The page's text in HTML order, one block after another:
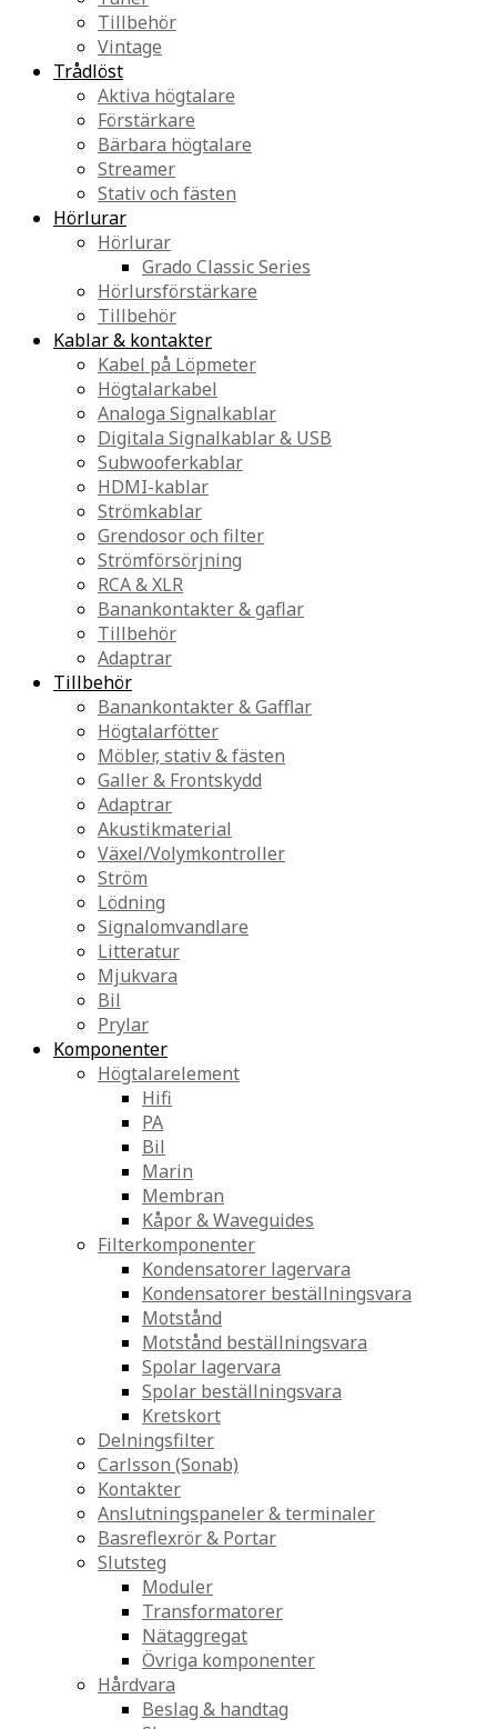
Tillbehör
Vintage
Trådlöst
Aktiva högtalare
Förstärkare
Bärbara högtalare
Streamer
Stativ och fästen
Hörlurar
Hörlurar
Grado Classic Series
Hörlursförstärkare
Tillbehör
Kablar & kontakter
Kabel på Löpmeter
Högtalarkabel
Analoga Signalkablar
Digitala Signalkablar & USB
Subwooferkablar
HDMI-kablar
Strömkablar
Grendosor och filter
Strömförsörjning
RCA & XLR
Banankontakter & gaflar
Tillbehör
Adaptrar
Tillbehör
Banankontakter & Gafflar
Högtalarfötter
Möbler, stativ & fästen
Galler & Frontskydd
Adaptrar
Akustikmaterial
Växel/Volymkontroller
Ström
Lödning
Signalomvandlare
Litteratur
Mjukvara
Bil
Prylar
Komponenter
Högtalarelement
Hifi
PA
Bil
Marin
Membran
Kåpor & Waveguides
Filterkomponenter
Kondensatorer lagervara
Kondensatorer beställningsvara
Motstånd
Motstånd beställningsvara
Spolar lagervara
Spolar beställningsvara
Kretskort
Delningsfilter
Carlsson (Sonab)
Kontakter
Anslutningspaneler & terminaler
Basreflexrör & Portar
Slutsteg
Moduler
Transformatorer
Nätaggregat
Övriga komponenter
Hårdvara
Beslag & handtag